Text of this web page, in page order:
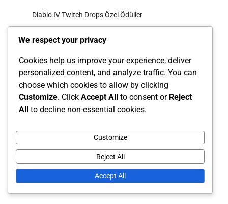
Diablo IV Twitch Drops Özel Ödüller
Diablo IV Sezon Geçişi Ödülleri Genel Bakış
Diablo IV Battle.net Kodu Özel Teklifler için
Arşiv
We respect your privacy
Cookies help us improve your experience, deliver
personalized content, and analyze traffic. You can
choose which cookies to allow by clicking
Customize. Click Accept All to consent or Reject
All to decline non-essential cookies.
Customize
Reject All
Accept All